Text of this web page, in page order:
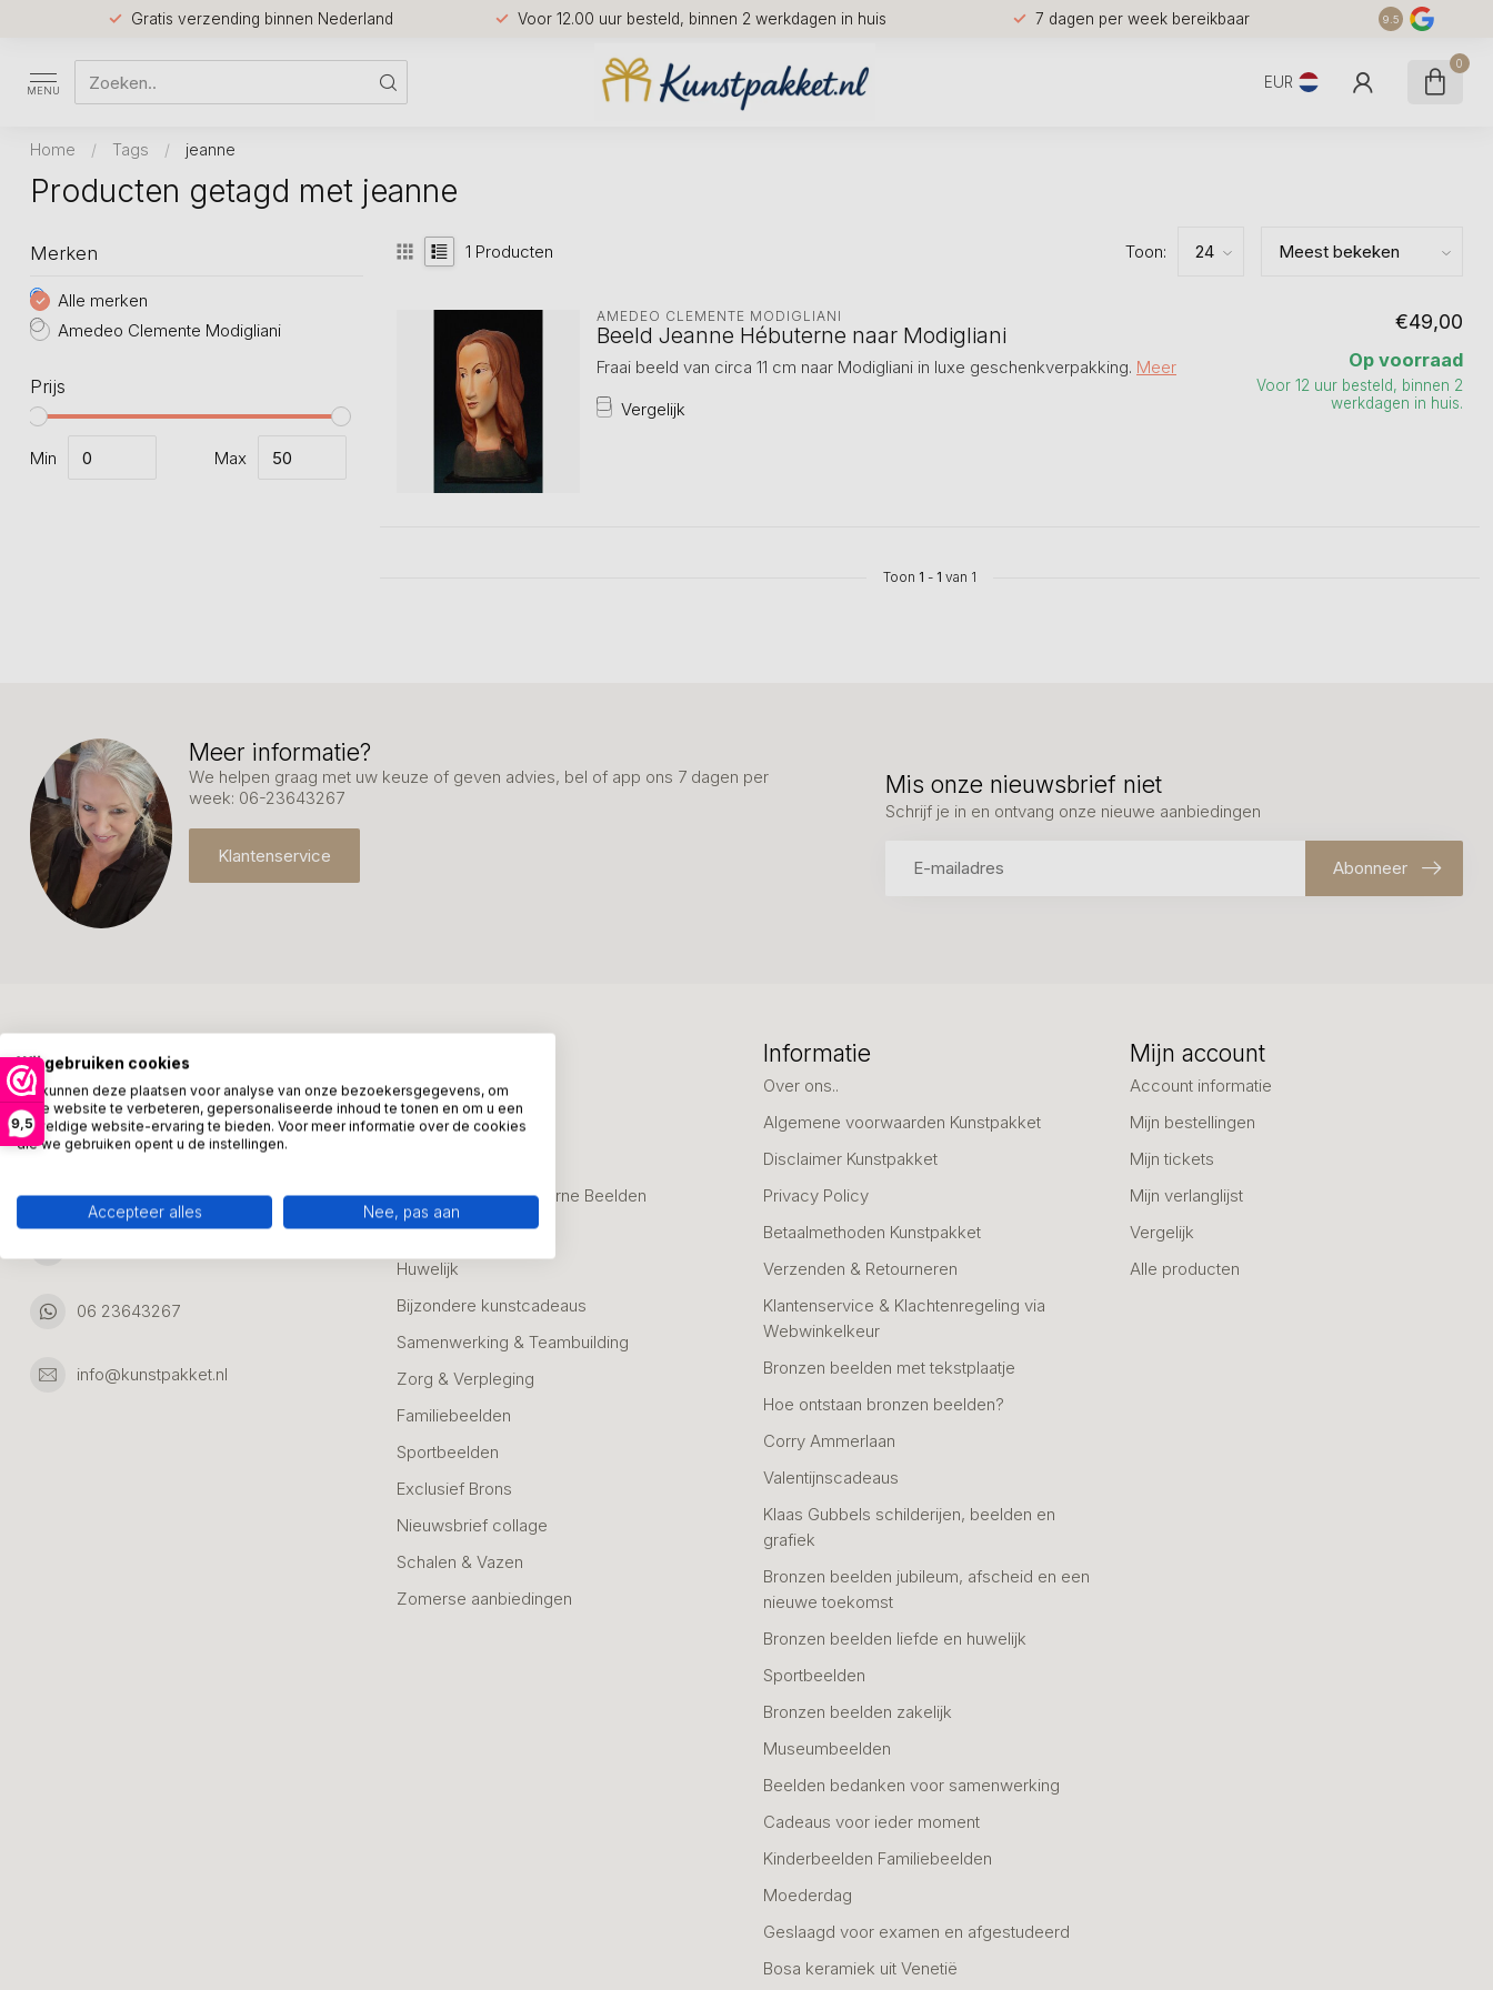
9,5
Gratis verzending binnen Nederland Voor 12.00 uur besteld, binnen 2 werkdagen in huis 7 dagen per week bereikbaar 9.5
MENU EUR
0
Home / Tags / jeanne
Producten getagd met jeanne
Merken
Alle merken
Amedeo Clemente Modigliani
Prijs
Min Max
1 Producten Toon:
AMEDEO CLEMENTE MODIGLIANI
Beeld Jeanne Hébuterne naar Modigliani
Fraai beeld van circa 11 cm naar Modigliani in luxe geschenkverpakking. Meer
Vergelijk
€49,00
Op voorraad
Voor 12 uur besteld, binnen 2
werkdagen in huis.
Toon 1 - 1 van 1
Meer informatie?
We helpen graag met uw keuze of geven advies, bel of app ons 7 dagen per
week: 06-23643267
Klantenservice
Mis onze nieuwsbrief niet
Schrijf je in en ontvang onze nieuwe aanbiedingen
Abonneer
Kunstpakket Nederland
Adresgegevens:
Ambachtsweg 46
06 23643267
info@kunstpakket.nl
Zakelijke Cadeaus
Bedanken
Alle Bronzen & Moderne Beelden
Geslaagd
Huwelijk
Bijzondere kunstcadeaus
Samenwerking & Teambuilding
Zorg & Verpleging
Familiebeelden
Sportbeelden
Exclusief Brons
Nieuwsbrief collage
Schalen & Vazen
Zomerse aanbiedingen
Informatie
Over ons..
Algemene voorwaarden Kunstpakket
Disclaimer Kunstpakket
Privacy Policy
Betaalmethoden Kunstpakket
Verzenden & Retourneren
Klantenservice & Klachtenregeling via
Webwinkelkeur
Bronzen beelden met tekstplaatje
Hoe ontstaan bronzen beelden?
Corry Ammerlaan
Valentijnscadeaus
Klaas Gubbels schilderijen, beelden en
grafiek
Bronzen beelden jubileum, afscheid en een
nieuwe toekomst
Bronzen beelden liefde en huwelijk
Sportbeelden
Bronzen beelden zakelijk
Museumbeelden
Beelden bedanken voor samenwerking
Cadeaus voor ieder moment
Kinderbeelden Familiebeelden
Moederdag
Geslaagd voor examen en afgestudeerd
Bosa keramiek uit Venetië
Mijn account
Account informatie
Mijn bestellingen
Mijn tickets
Mijn verlanglijst
Vergelijk
Alle producten
Wij gebruiken cookies
We kunnen deze plaatsen voor analyse van onze bezoekersgegevens, om
onze website te verbeteren, gepersonaliseerde inhoud te tonen en om u een
geweldige website-ervaring te bieden. Voor meer informatie over de cookies
die we gebruiken opent u de instellingen.
Accepteer alles Nee, pas aan